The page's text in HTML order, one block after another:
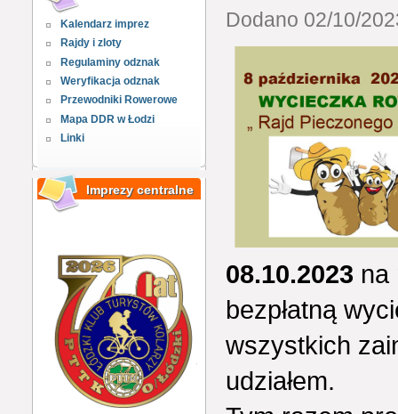
Kalendarz imprez
Rajdy i zloty
Regulaminy odznak
Weryfikacja odznak
Przewodniki Rowerowe
Mapa DDR w Łodzi
Linki
Imprezy centralne
Dodano 02/10/
08.10.2023 na
bezpłatną
wszystkich
udziałem.